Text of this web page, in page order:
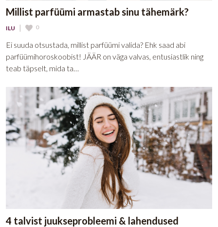
Millist parfüümi armastab sinu tähemärk?
ILU | 0
Ei suuda otsustada, millist parfüümi valida? Ehk saad abi
parfüümihoroskoobist! JÄÄR on väga valvas, entusiastlik ning
teab täpselt, mida ta…
4 talvist juukseprobleemi & lahendused